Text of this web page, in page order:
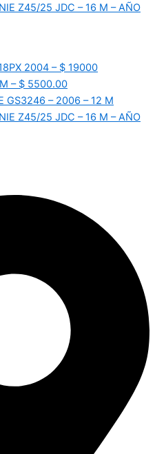
Z45/25 JDC – 16 M – AÑO
2004 – $ 19000
– $ 5500.00
GS3246 – 2006 – 12 M
Z45/25 JDC – 16 M – AÑO